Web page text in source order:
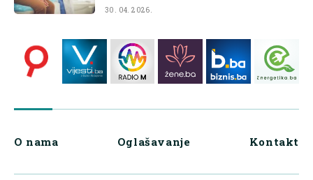
30. 04. 2026.
O nama Oglašavanje Kontakt